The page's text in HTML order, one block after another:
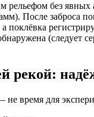
рельефом без
После
рекой:
время для